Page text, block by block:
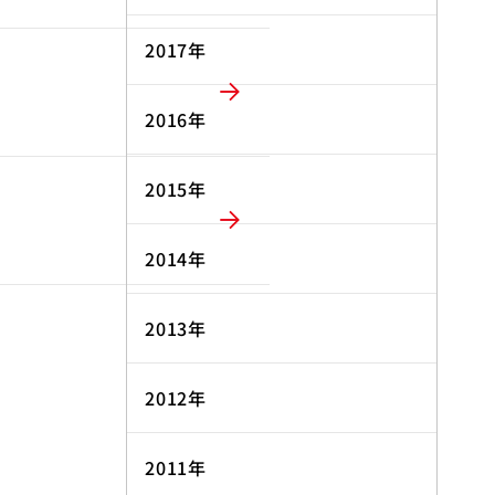
2017年
2016年
2015年
2014年
2013年
2012年
2011年